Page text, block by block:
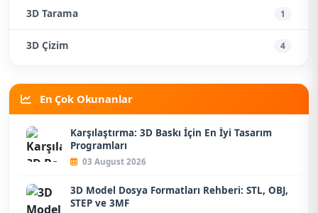
3D Tarama 1
3D Çizim 4
En Çok Okunanlar
Karşılaştırma: 3D Baskı İçin En İyi Tasarım
Programları
03 August 2026
3D Model Dosya Formatları Rehberi: STL, OBJ,
STEP ve 3MF